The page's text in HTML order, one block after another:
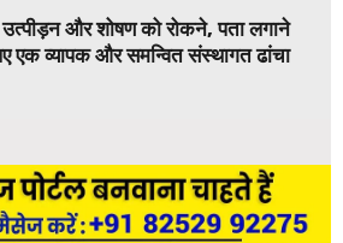
और शोषण को रोकने, पता लगाने
व्यापक और समन्वित संस्थागत ढांचा